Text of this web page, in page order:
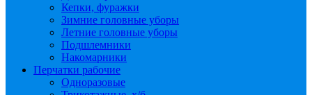
Кепки, фуражки
Зимние головные уборы
Летние головные уборы
Подшлемники
Накомарники
Перчатки рабочие
Одноразовые